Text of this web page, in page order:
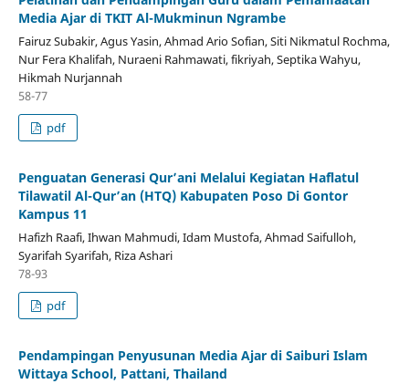
Media Ajar di TKIT Al-Mukminun Ngrambe
Fairuz Subakir, Agus Yasin, Ahmad Ario Sofian, Siti Nikmatul Rochma,
Nur Fera Khalifah, Nuraeni Rahmawati, fikriyah, Septika Wahyu,
Hikmah Nurjannah
58-77
pdf
Penguatan Generasi Qur’ani Melalui Kegiatan Haflatul
Tilawatil Al-Qur’an (HTQ) Kabupaten Poso Di Gontor
Kampus 11
Hafizh Raafi, Ihwan Mahmudi, Idam Mustofa, Ahmad Saifulloh,
Syarifah Syarifah, Riza Ashari
78-93
pdf
Pendampingan Penyusunan Media Ajar di Saiburi Islam
Wittaya School, Pattani, Thailand